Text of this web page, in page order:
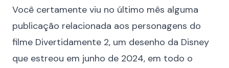
Você certamente viu no último mês alguma
publicação relacionada aos personagens do
filme Divertidamente 2, um desenho da Disney
que estreou em junho de 2024, em todo o